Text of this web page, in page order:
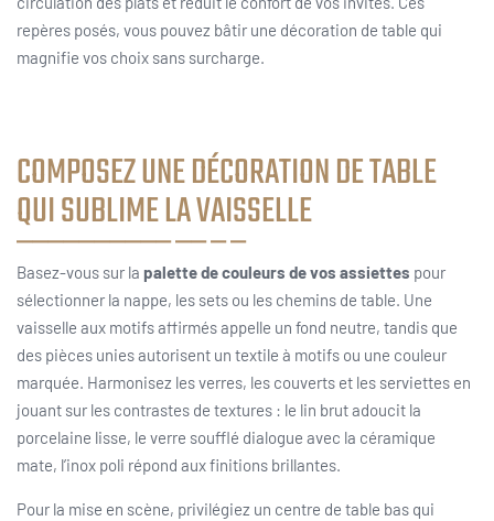
repères posés, vous pouvez bâtir une décoration de table qui
magnifie vos choix sans surcharge.
COMPOSEZ UNE DÉCORATION DE TABLE
QUI SUBLIME LA VAISSELLE
Basez-vous sur la palette de couleurs de vos assiettes pour
sélectionner la nappe, les sets ou les chemins de table. Une
vaisselle aux motifs affirmés appelle un fond neutre, tandis que
des pièces unies autorisent un textile à motifs ou une couleur
marquée. Harmonisez les verres, les couverts et les serviettes en
jouant sur les contrastes de textures : le lin brut adoucit la
porcelaine lisse, le verre soufflé dialogue avec la céramique
mate, l’inox poli répond aux finitions brillantes.
Pour la mise en scène, privilégiez un centre de table bas qui